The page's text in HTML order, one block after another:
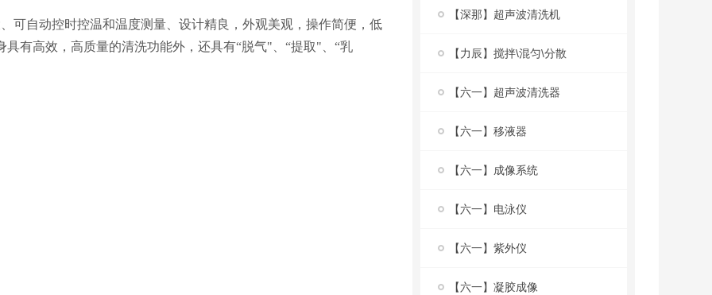
可自动控时控温和温度测量、设计精良，外观美观，操作简便，低
有高效，高质量的清洗功能外，还具有“脱气"、“提取"、“乳
【深那】超声波清洗机
【力辰】搅拌\混匀\分散
【六一】超声波清洗器
【六一】移液器
【六一】成像系统
【六一】电泳仪
【六一】紫外仪
【六一】凝胶成像